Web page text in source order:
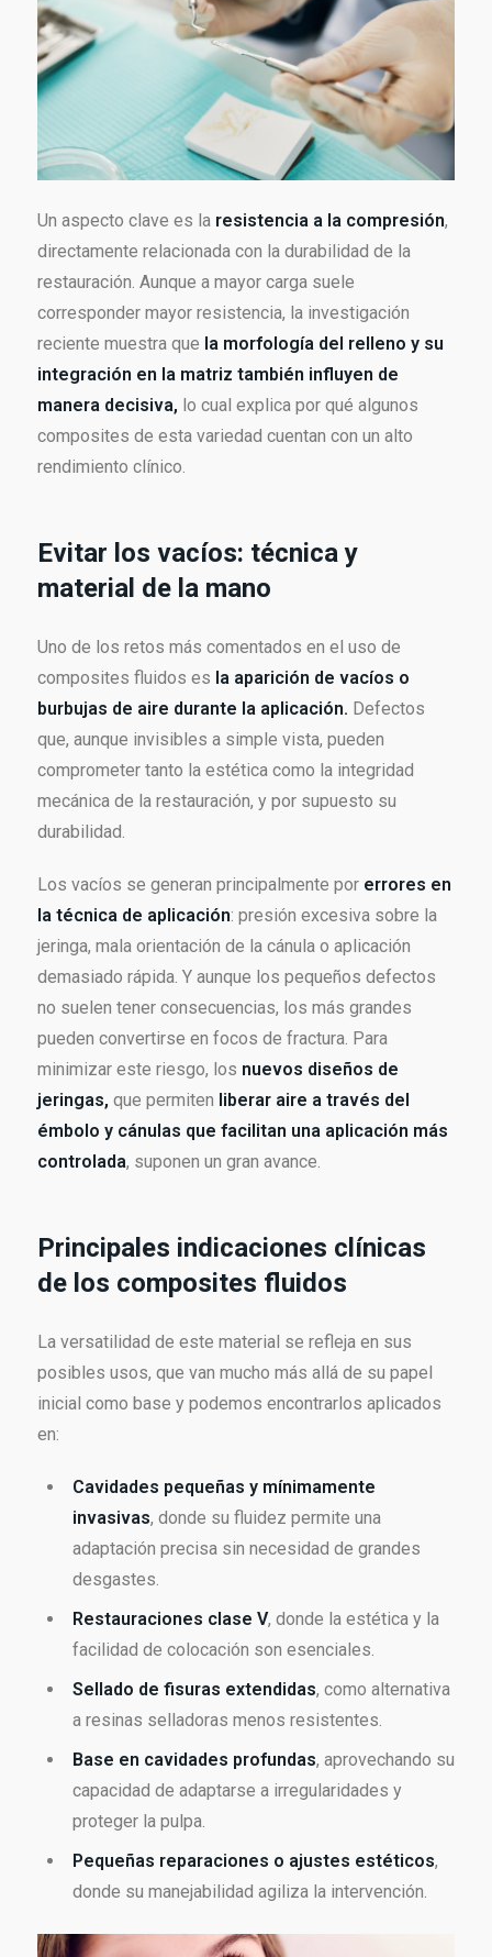
Un aspecto clave es la resistencia a la compresión,
directamente relacionada con la durabilidad de la
restauración. Aunque a mayor carga suele
corresponder mayor resistencia, la investigación
reciente muestra que la morfología del relleno y su
integración en la matriz también influyen de
manera decisiva, lo cual explica por qué algunos
composites de esta variedad cuentan con un alto
rendimiento clínico.
Evitar los vacíos: técnica y
material de la mano
Uno de los retos más comentados en el uso de
composites fluidos es la aparición de vacíos o
burbujas de aire durante la aplicación. Defectos
que, aunque invisibles a simple vista, pueden
comprometer tanto la estética como la integridad
mecánica de la restauración, y por supuesto su
durabilidad.
Los vacíos se generan principalmente por errores en
la técnica de aplicación: presión excesiva sobre la
jeringa, mala orientación de la cánula o aplicación
demasiado rápida. Y aunque los pequeños defectos
no suelen tener consecuencias, los más grandes
pueden convertirse en focos de fractura. Para
minimizar este riesgo, los nuevos diseños de
jeringas, que permiten liberar aire a través del
émbolo y cánulas que facilitan una aplicación más
controlada, suponen un gran avance.
Principales indicaciones clínicas
de los composites fluidos
La versatilidad de este material se refleja en sus
posibles usos, que van mucho más allá de su papel
inicial como base y podemos encontrarlos aplicados
en:
Cavidades pequeñas y mínimamente
invasivas, donde su fluidez permite una
adaptación precisa sin necesidad de grandes
desgastes.
Restauraciones clase V, donde la estética y la
facilidad de colocación son esenciales.
Sellado de fisuras extendidas, como alternativa
a resinas selladoras menos resistentes.
Base en cavidades profundas, aprovechando su
capacidad de adaptarse a irregularidades y
proteger la pulpa.
Pequeñas reparaciones o ajustes estéticos,
donde su manejabilidad agiliza la intervención.